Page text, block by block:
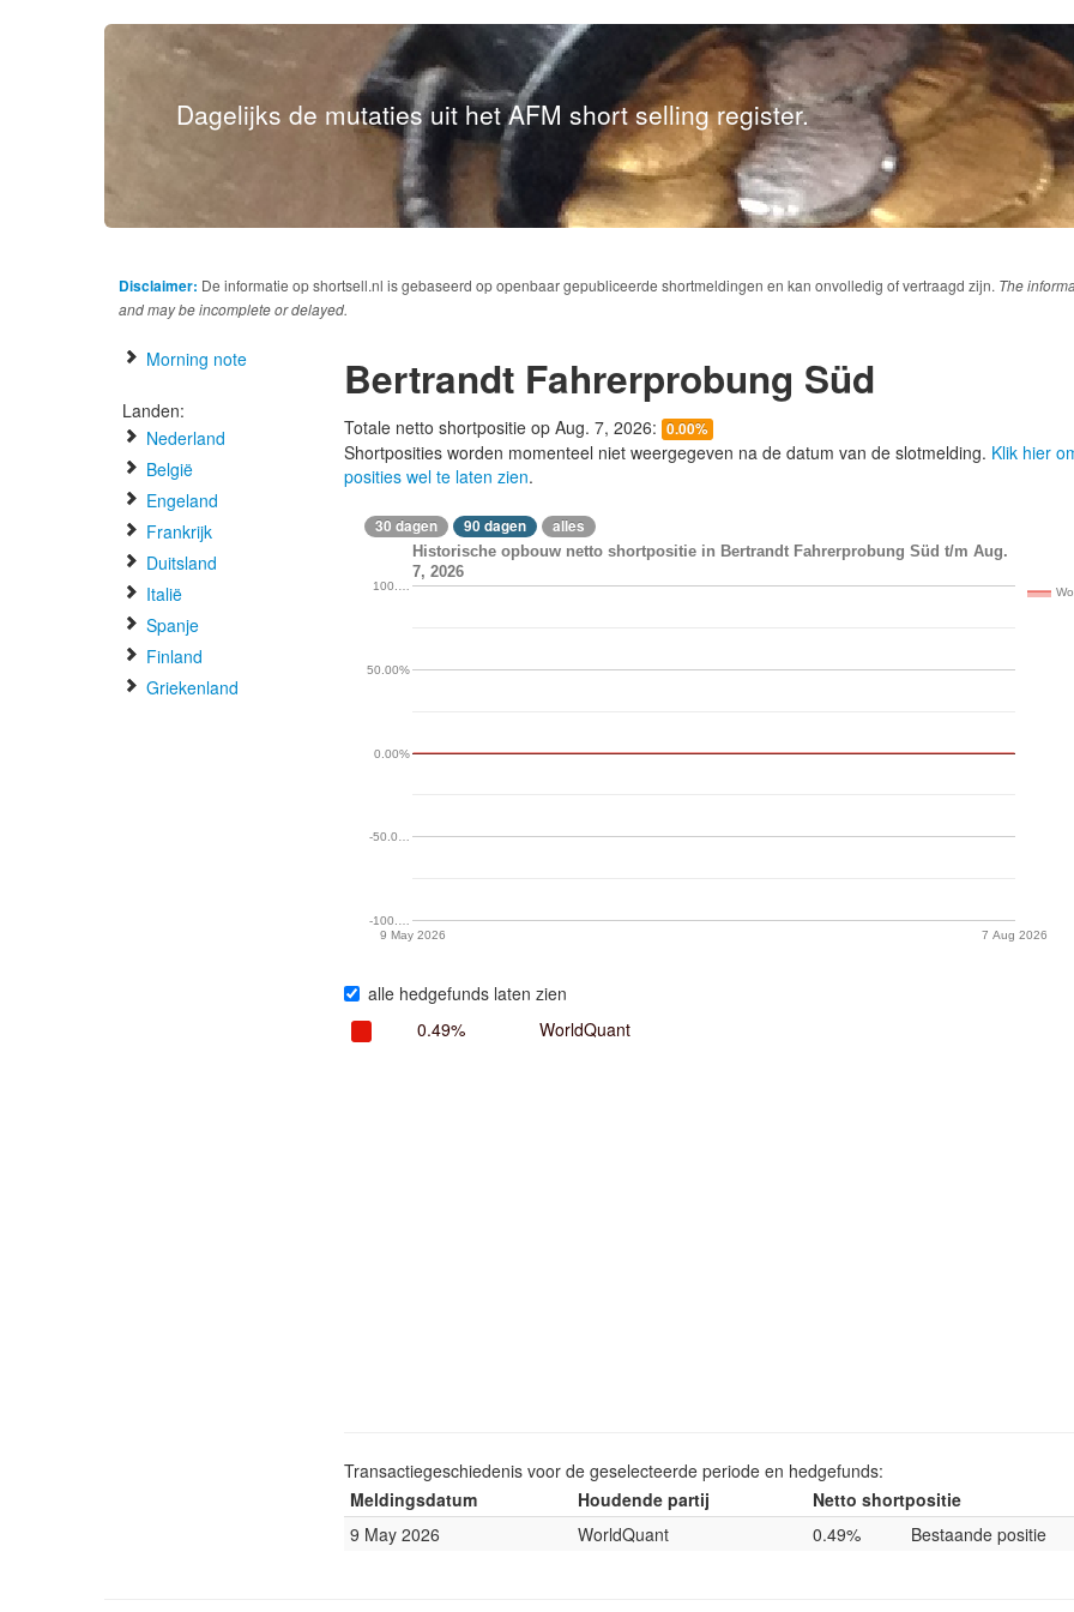
Dagelijks de mutaties uit het AFM short selling register.
Disclaimer: De informatie op shortsell.nl is gebaseerd op openbaar gepubliceerde shortmeldingen en kan onvolledig of vertraagd zijn. The
and may be incomplete or delayed.
Morning note
Landen:
Nederland
België
Engeland
Frankrijk
Duitsland
Italië
Spanje
Finland
Griekenland
Bertrandt Fahrerprobung Süd
Totale netto shortpositie op Aug. 7, 2026: 0.00%
Shortposities worden momenteel niet weergegeven na de datum van de slotmelding. Klik hier
posities wel te laten zien.
30 dagen 90 dagen alles
Historische opbouw netto shortpositie in Bertrandt Fahrerprobung Süd t/m Aug.
7, 2026
9 May 2026 7 Aug 2026
-100.…
-50.0…
0.00%
50.00%
100.…
alle hedgefunds laten zien
0.49%
WorldQuant
Transactiegeschiedenis voor de geselecteerde periode en hedgefunds:
Meldingsdatum
Houdende partij
Netto shortpositie
9 May 2026
WorldQuant 0.49% Bestaande positie